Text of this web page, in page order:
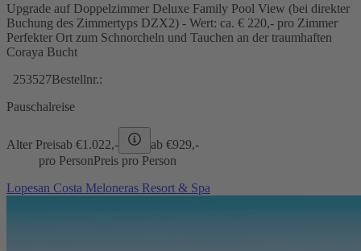
Upgrade auf Doppelzimmer Deluxe Family Pool View (bei direkter
Buchung des Zimmertyps DZX2) - Wert: ca. € 220,- pro Zimmer
Perfekter Ort zum Schnorcheln und Tauchen an der traumhaften
Coraya Bucht
253527Bestellnr.:
Pauschalreise
Alter Preisab €1.022,- ab €929,-
pro PersonPreis pro Person
Lopesan Costa Meloneras Resort & Spa